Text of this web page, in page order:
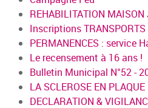
REHABILITATION MAISON
Inscriptions TRANSPORTS
PERMANENCES : service
Le recensement à 16 ans !
Bulletin Municipal N°52 -
LA SCLEROSE EN PLAQUE
DECLARATION &